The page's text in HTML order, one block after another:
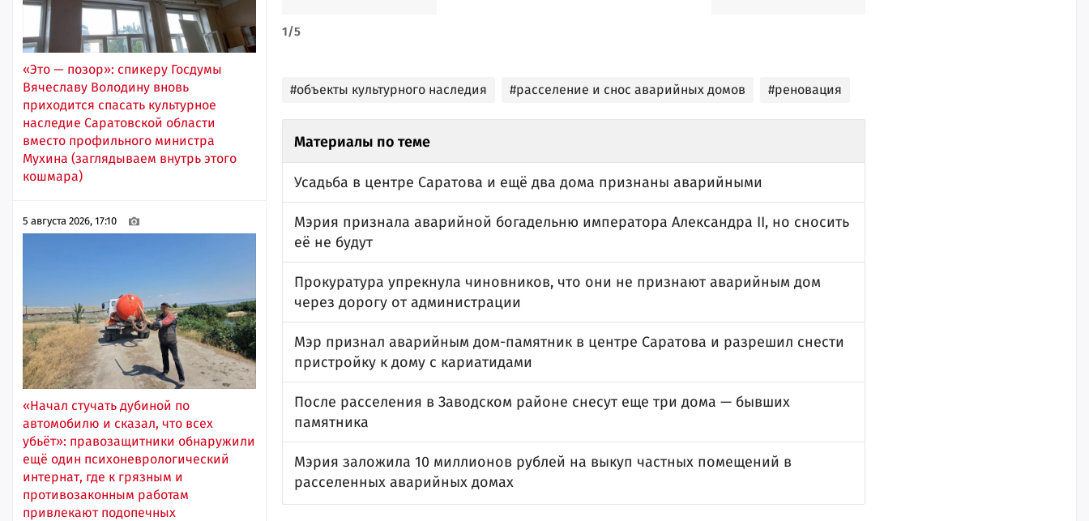
«Это — позор»: спикеру Госдумы
Вячеславу Володину вновь
приходится спасать культурное
наследие Саратовской области
вместо профильного министра
Мухина (заглядываем внутрь этого
кошмара)
5 августа 2026, 17:10
«Начал стучать дубиной по
автомобилю и сказал, что всех
убьёт»: правозащитники обнаружили
ещё один психоневрологический
интернат, где к грязным и
противозаконным работам
привлекают подопечных
1/5
#объекты культурного наследия #расселение и снос аварийных домов #реновация
Материалы по теме
Усадьба в центре Саратова и ещё два дома признаны аварийными
Мэрия признала аварийной богадельню императора Александра II, но сносить
её не будут
Прокуратура упрекнула чиновников, что они не признают аварийным дом
через дорогу от администрации
Мэр признал аварийным дом-памятник в центре Саратова и разрешил снести
пристройку к дому с кариатидами
После расселения в Заводском районе снесут еще три дома — бывших
памятника
Мэрия заложила 10 миллионов рублей на выкуп частных помещений в
расселенных аварийных домах